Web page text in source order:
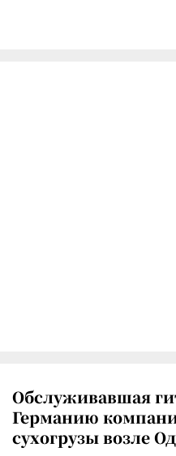
Обслуживавшая
Германию
сухогрузы возле